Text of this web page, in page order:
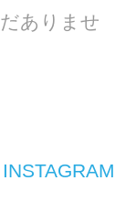
ありませ